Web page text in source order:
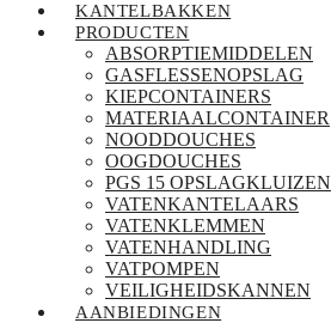
KANTELBAKKEN
PRODUCTEN
ABSORPTIEMIDDELEN
GASFLESSENOPSLAG
KIEPCONTAINERS
MATERIAALCONTAINER
NOODDOUCHES
OOGDOUCHES
PGS 15 OPSLAGKLUIZEN
VATENKANTELAARS
VATENKLEMMEN
VATENHANDLING
VATPOMPEN
VEILIGHEIDSKANNEN
AANBIEDINGEN